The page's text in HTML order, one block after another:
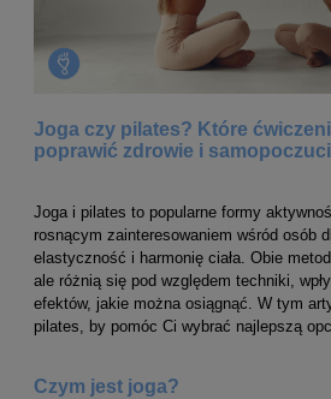
Joga czy pilates? Które
poprawić zdrowie i
Joga i pilates to popularne formy
rosnącym zainteresowaniem wśród osób
elastyczność i harmonię ciała. Obie
ale różnią się pod względem techniki,
efektów, jakie można osiągnąć. W tym
pilates, by pomóc Ci wybrać najlepszą
Czym jest joga?